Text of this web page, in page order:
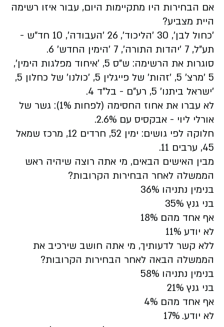
אם הבחירות היו מתקיימות היום, עבור איזו רשימה
היית מצביע?
'כחול לבן', 30 'הליכוד', 26 'העבודה', 10 חד"ש -
תע"ל, 7 'יהדות התורה', 7 'הימין החדש' 6.
סוגרות את הרשימה: ש"ס 5, 'איחוד מפלגות הימין',
5 'מרצ' 5, 'זהות' של פייגלין 5, 'כולנו' של כחלון 5,
'ישראל ביתנו' 5, רע"ם - בל"ד 4.
לא עברו את אחוז החסימה (לפחות 1%): גשר של
אורלי ליוי - אבקסיס עם 2.6%.
חלוקה לפי גושים: ימין 52, חרדים 12, מרכז שמאל
45, ערבים 11.
מבין האישים הבאים, מי אתה רוצה שיהיה ראש
הממשלה לאחר הבחירות הקרובות?
בנימין נתניהו 36%
בני גנץ 35%
אף אחד מהם 18%
לא יודע 11%
ללא קשר לדעותיך, מי אתה חושב שירכיב את
הממשלה הבאה לאחר הבחירות הקרובות?
בנימין נתניהו 58%
בני גנץ 21%
אף אחד מהם 4%
לא יודע. 17%